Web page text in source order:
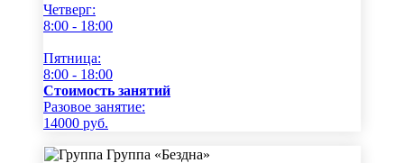
Четверг:
8:00 - 18:00
Пятница:
8:00 - 18:00
Стоимость занятий
Разовое занятие:
14000 руб.